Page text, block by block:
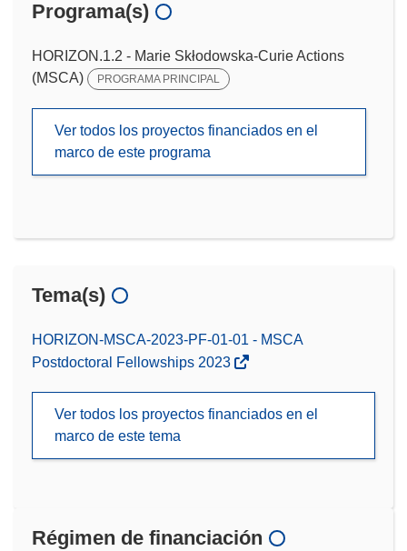
Programa(s)
HORIZON.1.2 - Marie Skłodowska-Curie Actions
(MSCA)
PROGRAMA PRINCIPAL
Ver todos los proyectos financiados en el
marco de este programa
Tema(s)
HORIZON-MSCA-2023-PF-01-01 - MSCA
Postdoctoral Fellowships 2023
Ver todos los proyectos financiados en el
marco de este tema
Régimen de financiación